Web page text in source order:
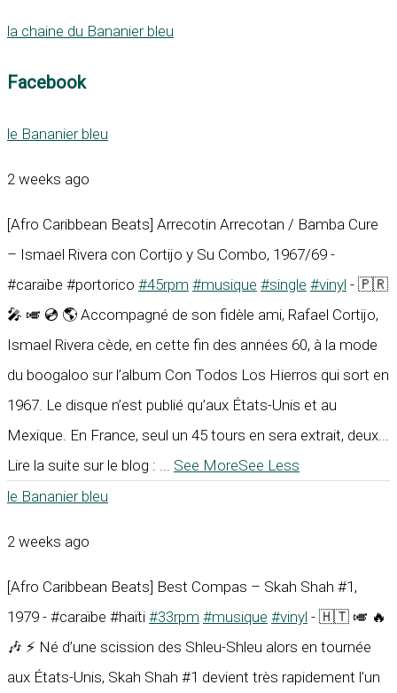
la chaine du Bananier bleu
Facebook
le Bananier bleu
2 weeks ago
[Afro Caribbean Beats] Arrecotin Arrecotan / Bamba Cure
– Ismael Rivera con Cortijo y Su Combo, 1967/69 -
#caraïbe #portorico #45rpm #musique #single #vinyl - 🇵🇷
🎤 🎺 💿 🌎 Accompagné de son fidèle ami, Rafael Cortijo,
Ismael Rivera cède, en cette fin des années 60, à la mode
du boogaloo sur l’album Con Todos Los Hierros qui sort en
1967. Le disque n’est publié qu’aux États-Unis et au
Mexique. En France, seul un 45 tours en sera extrait, deux...
Lire la suite sur le blog : ... See MoreSee Less
le Bananier bleu
2 weeks ago
[Afro Caribbean Beats] Best Compas – Skah Shah #1,
1979 - #caraïbe #haïti #33rpm #musique #vinyl - 🇭🇹 🎺 🔥
🎶 ⚡ Né d’une scission des Shleu-Shleu alors en tournée
aux États-Unis, Skah Shah #1 devient très rapidement l’un